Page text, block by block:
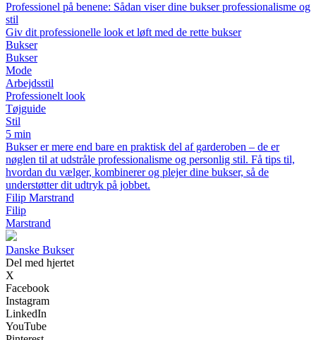
Professionel på benene: Sådan viser dine bukser professionalisme og
stil
Giv dit professionelle look et løft med de rette bukser
Bukser
Bukser
Mode
Arbejdsstil
Professionelt look
Tøjguide
Stil
5 min
Bukser er mere end bare en praktisk del af garderoben – de er
nøglen til at udstråle professionalisme og personlig stil. Få tips til,
hvordan du vælger, kombinerer og plejer dine bukser, så de
understøtter dit udtryk på jobbet.
Filip Marstrand
Filip
Marstrand
Danske Bukser
Del med hjertet
X
Facebook
Instagram
LinkedIn
YouTube